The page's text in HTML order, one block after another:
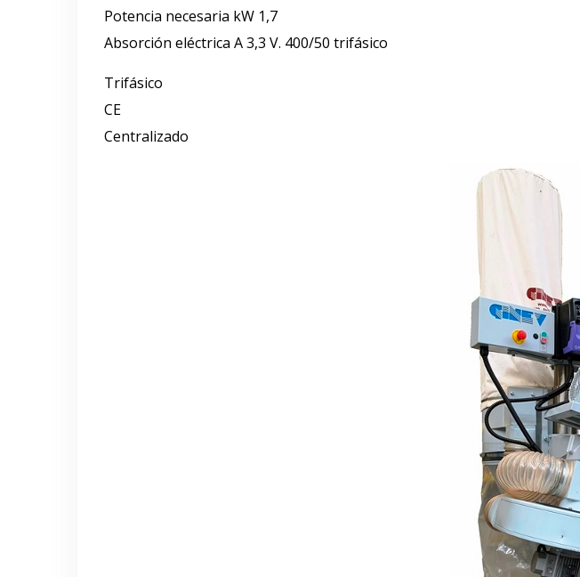
Potencia necesaria kW 1,7
Absorción eléctrica A 3,3 V. 400/50 trifásico
Trifásico
CE
Centralizado